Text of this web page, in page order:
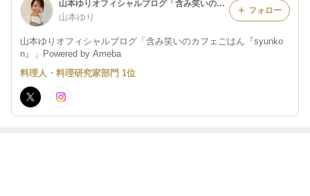
山本ゆりオフィシャルブログ「含み笑いのカフェごはん『syunkon』」Powered by Ameba
山本ゆり
山本ゆりオフィシャルブログ「含み笑いのカフェごはん『syunko
n』」Powered by Ameba
フォロー
料理人・料理研究家部門 1位